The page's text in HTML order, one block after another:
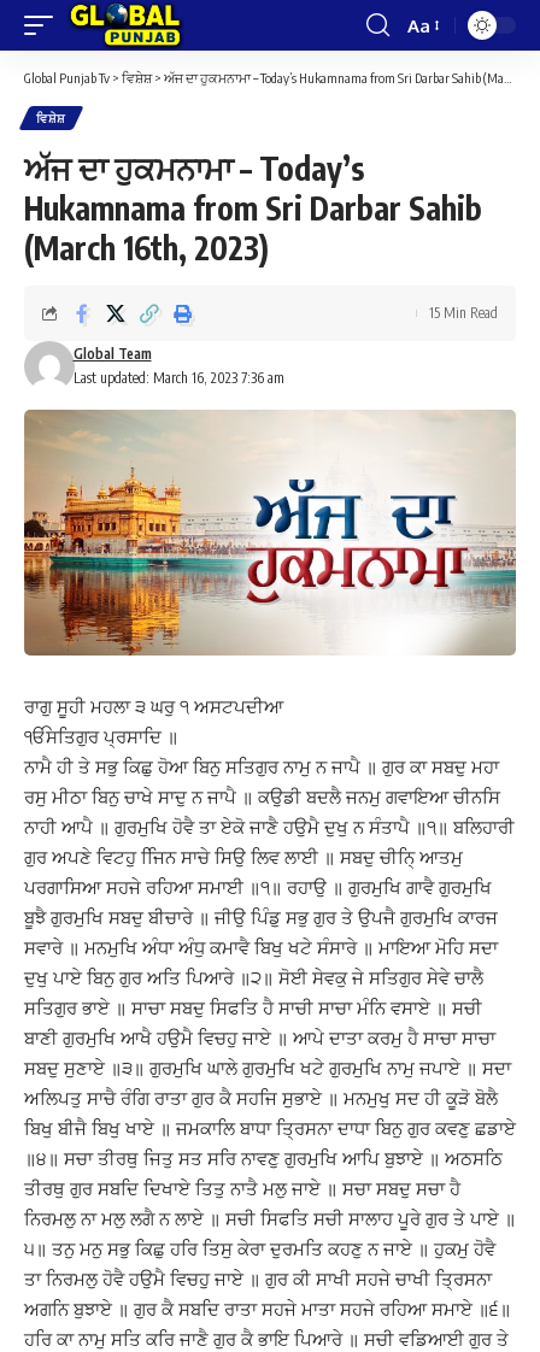
Font
Resizer
Aa
Global Punjab Tv > ਵਿਸ਼ੇਸ਼> ਅੱਜ ਦਾ ਹੁਕਮਨਾਮਾ – Today’s Hukamnama from Sri Darbar Sahib (March 16th, 2023)
ਵਿਸ਼ੇਸ਼
ਅੱਜ ਦਾ ਹੁਕਮਨਾਮਾ – Today’s
Hukamnama from Sri Darbar Sahib
(March 16th, 2023)
Last updated: March 16, 2023 7:36 am
Global Team
15 Min Read
ਰਾਗੁ ਸੂਹੀ ਮਹਲਾ ੩ ਘਰੁ ੧ ਅਸਟਪਦੀਆ
ੴਸਤਿਗੁਰ ਪ੍ਰਸਾਦਿ ॥
ਨਾਮੈ ਹੀ ਤੇ ਸਭੁ ਕਿਛੁ ਹੋਆ ਬਿਨੁ ਸਤਿਗੁਰ ਨਾਮੁ ਨ ਜਾਪੈ ॥ ਗੁਰ ਕਾ ਸਬਦੁ ਮਹਾ
ਰਸੁ ਮੀਠਾ ਬਿਨੁ ਚਾਖੇ ਸਾਦੁ ਨ ਜਾਪੈ ॥ ਕਉਡੀ ਬਦਲੈ ਜਨਮੁ ਗਵਾਇਆ ਚੀਨਸਿ
ਨਾਹੀ ਆਪੈ ॥ ਗੁਰਮੁਖਿ ਹੋਵੈ ਤਾ ਏਕੋ ਜਾਣੈ ਹਉਮੈ ਦੁਖੁ ਨ ਸੰਤਾਪੈ ॥੧॥ ਬਲਿਹਾਰੀ
ਗੁਰ ਅਪਣੇ ਵਿਟਹੁ ਜਿਿਨ ਸਾਚੇ ਸਿਉ ਲਿਵ ਲਾਈ ॥ ਸਬਦੁ ਚੀਨਿ੍ ਆਤਮੁ
ਪਰਗਾਸਿਆ ਸਹਜੇ ਰਹਿਆ ਸਮਾਈ ॥੧॥ ਰਹਾਉ ॥ ਗੁਰਮੁਖਿ ਗਾਵੈ ਗੁਰਮੁਖਿ
ਬੂਝੈ ਗੁਰਮੁਖਿ ਸਬਦੁ ਬੀਚਾਰੇ ॥ ਜੀਉ ਪਿੰਡੁ ਸਭੁ ਗੁਰ ਤੇ ਉਪਜੈ ਗੁਰਮੁਖਿ ਕਾਰਜ
ਸਵਾਰੇ ॥ ਮਨਮੁਖਿ ਅੰਧਾ ਅੰਧੁ ਕਮਾਵੈ ਬਿਖੁ ਖਟੇ ਸੰਸਾਰੇ ॥ ਮਾਇਆ ਮੋਹਿ ਸਦਾ
ਦੁਖੁ ਪਾਏ ਬਿਨੁ ਗੁਰ ਅਤਿ ਪਿਆਰੇ ॥੨॥ ਸੋਈ ਸੇਵਕੁ ਜੇ ਸਤਿਗੁਰ ਸੇਵੇ ਚਾਲੈ
ਸਤਿਗੁਰ ਭਾਏ ॥ ਸਾਚਾ ਸਬਦੁ ਸਿਫਤਿ ਹੈ ਸਾਚੀ ਸਾਚਾ ਮੰਨਿ ਵਸਾਏ ॥ ਸਚੀ
ਬਾਣੀ ਗੁਰਮੁਖਿ ਆਖੈ ਹਉਮੈ ਵਿਚਹੁ ਜਾਏ ॥ ਆਪੇ ਦਾਤਾ ਕਰਮੁ ਹੈ ਸਾਚਾ ਸਾਚਾ
ਸਬਦੁ ਸੁਣਾਏ ॥੩॥ ਗੁਰਮੁਖਿ ਘਾਲੇ ਗੁਰਮੁਖਿ ਖਟੇ ਗੁਰਮੁਖਿ ਨਾਮੁ ਜਪਾਏ ॥ ਸਦਾ
ਅਲਿਪਤੁ ਸਾਚੈ ਰੰਗਿ ਰਾਤਾ ਗੁਰ ਕੈ ਸਹਜਿ ਸੁਭਾਏ ॥ ਮਨਮੁਖੁ ਸਦ ਹੀ ਕੂੜੋ ਬੋਲੈ
ਬਿਖੁ ਬੀਜੈ ਬਿਖੁ ਖਾਏ ॥ ਜਮਕਾਲਿ ਬਾਧਾ ਤ੍ਰਿਸਨਾ ਦਾਧਾ ਬਿਨੁ ਗੁਰ ਕਵਣੁ ਛਡਾਏ
॥੪॥ ਸਚਾ ਤੀਰਥੁ ਜਿਤੁ ਸਤ ਸਰਿ ਨਾਵਣੁ ਗੁਰਮੁਖਿ ਆਪਿ ਬੁਝਾਏ ॥ ਅਠਸਠਿ
ਤੀਰਥੁ ਗੁਰ ਸਬਦਿ ਦਿਖਾਏ ਤਿਤੁ ਨਾਤੈ ਮਲੁ ਜਾਏ ॥ ਸਚਾ ਸਬਦੁ ਸਚਾ ਹੈ
ਨਿਰਮਲੁ ਨਾ ਮਲੁ ਲਗੈ ਨ ਲਾਏ ॥ ਸਚੀ ਸਿਫਤਿ ਸਚੀ ਸਾਲਾਹ ਪੂਰੇ ਗੁਰ ਤੇ ਪਾਏ ॥
੫॥ ਤਨੁ ਮਨੁ ਸਭੁ ਕਿਛੁ ਹਰਿ ਤਿਸੁ ਕੇਰਾ ਦੁਰਮਤਿ ਕਹਣੁ ਨ ਜਾਏ ॥ ਹੁਕਮੁ ਹੋਵੈ
ਤਾ ਨਿਰਮਲੁ ਹੋਵੈ ਹਉਮੈ ਵਿਚਹੁ ਜਾਏ ॥ ਗੁਰ ਕੀ ਸਾਖੀ ਸਹਜੇ ਚਾਖੀ ਤ੍ਰਿਸਨਾ
ਅਗਨਿ ਬੁਝਾਏ ॥ ਗੁਰ ਕੈ ਸਬਦਿ ਰਾਤਾ ਸਹਜੇ ਮਾਤਾ ਸਹਜੇ ਰਹਿਆ ਸਮਾਏ ॥੬॥
ਹਰਿ ਕਾ ਨਾਮੁ ਸਤਿ ਕਰਿ ਜਾਣੈ ਗੁਰ ਕੈ ਭਾਇ ਪਿਆਰੇ ॥ ਸਚੀ ਵਡਿਆਈ ਗੁਰ ਤੇ